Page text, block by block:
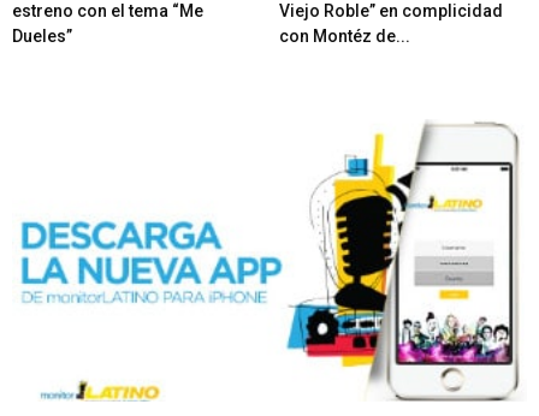
estreno con el tema “Me
Dueles”
Viejo Roble” en complicidad
con Montéz de...